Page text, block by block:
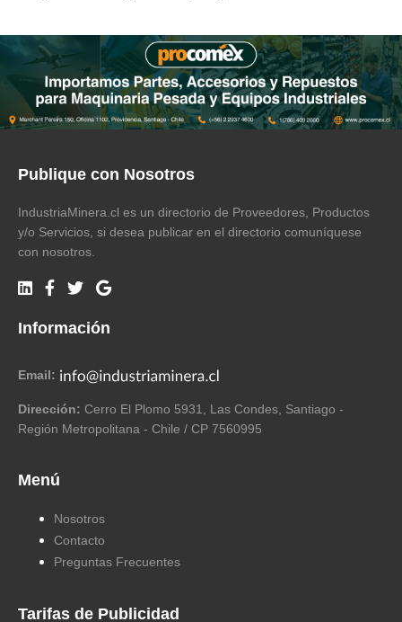
Publique con Nosotros
IndustriaMinera.cl es un directorio de Proveedores, Productos
y/o Servicios, si desea publicar en el directorio comuníquese
con nosotros.
Información
Email:
Dirección: Cerro El Plomo 5931, Las Condes, Santiago -
Región Metropolitana - Chile / CP 7560995
Menú
Nosotros
Contacto
Preguntas Frecuentes
Tarifas de Publicidad